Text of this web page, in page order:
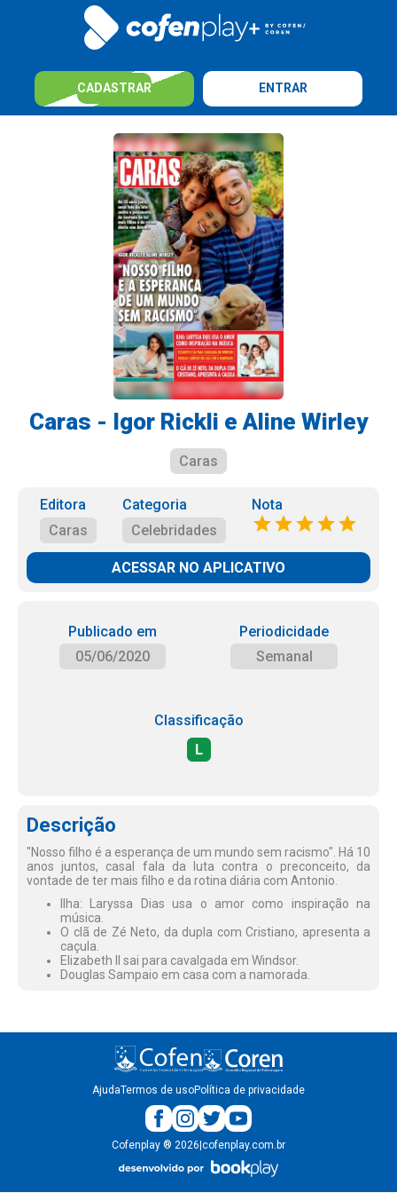
CADASTRAR ENTRAR
Caras - Igor Rickli e Aline Wirley
Caras
Editora
Caras
Categoria
Celebridades
Nota
ACESSAR NO APLICATIVO
Publicado em
05/06/2020
Periodicidade
Semanal
Classificação
L
Descrição
"Nosso filho é a esperança de um mundo sem racismo". Há 10
anos juntos, casal fala da luta contra o preconceito, da
vontade de ter mais filho e da rotina diária com Antonio.
Ilha: Laryssa Dias usa o amor como inspiração na
música.
O clã de Zé Neto, da dupla com Cristiano, apresenta a
caçula.
Elizabeth II sai para cavalgada em Windsor.
Douglas Sampaio em casa com a namorada.
AjudaTermos de usoPolítica de privacidade
Cofenplay ® 2026 cofenplay.com.br